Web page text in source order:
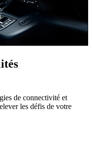
de connectivité et
les défis de votre